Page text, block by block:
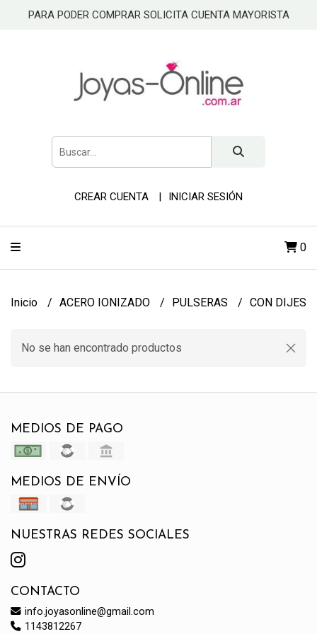
PARA PODER COMPRAR SOLICITA CUENTA MAYORISTA
CREAR CUENTA INICIAR SESIÓN
0
Inicio ACERO IONIZADO PULSERAS CON DIJES
No se han encontrado productos
MEDIOS DE PAGO
MEDIOS DE ENVÍO
NUESTRAS REDES SOCIALES
CONTACTO
info.joyasonline@gmail.com
1143812267